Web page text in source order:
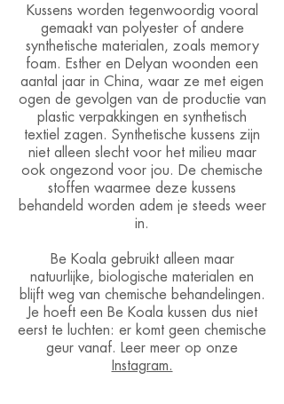
Kussens worden tegenwoordig vooral
gemaakt van polyester of andere
synthetische materialen, zoals memory
foam. Esther en Delyan woonden een
aantal jaar in China, waar ze met eigen
ogen de gevolgen van de productie van
plastic verpakkingen en synthetisch
textiel zagen. Synthetische kussens zijn
niet alleen slecht voor het milieu maar
ook ongezond voor jou. De chemische
stoffen waarmee deze kussens
behandeld worden adem je steeds weer
in.
Be Koala gebruikt alleen maar
natuurlijke, biologische materialen en
blijft weg van chemische behandelingen.
Je hoeft een Be Koala kussen dus niet
eerst te luchten: er komt geen chemische
geur vanaf. Leer meer op onze
Instagram.